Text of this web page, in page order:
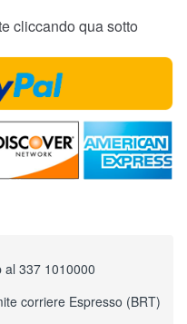
cliccando qua sotto
al 337 1010000
corriere Espresso (BRT)